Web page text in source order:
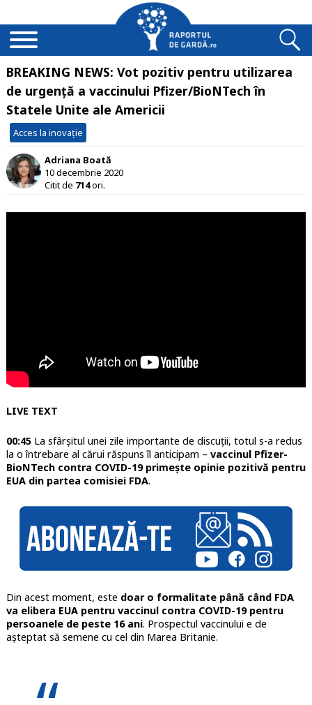
BREAKING NEWS: Vot pozitiv pentru utilizarea
de urgență a vaccinului Pfizer/BioNTech în
Statele Unite ale Americii
Acces la inovație
Adriana Boată
10 decembrie 2020
Citit de 714ori.
LIVE TEXT
00:45La sfârșitul unei zile importante de discuții, totul s-a redus
la o întrebare al cărui răspuns îl anticipam – vaccinul Pfizer-
BioNTech contra COVID-19 primește opinie pozitivă pentru
EUA din partea comisiei FDA.
Din acest moment, este doar o formalitate până când FDA
va elibera EUA pentru vaccinul contra COVID-19 pentru
persoanele de peste 16 ani. Prospectul vaccinului e de
așteptat să semene cu cel din Marea Britanie.